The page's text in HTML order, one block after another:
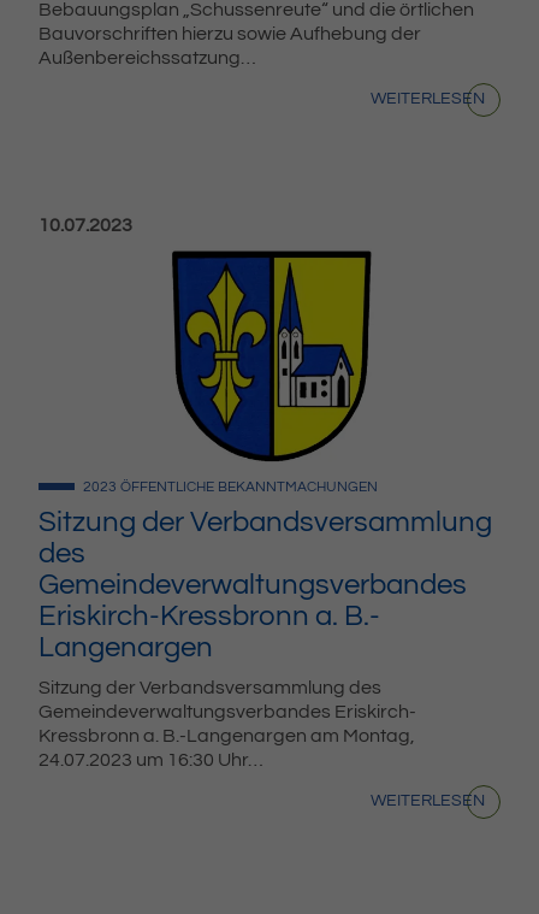
Bebauungsplan „Schussenreute“ und die örtlichen
Bauvorschriften hierzu sowie Aufhebung der
Außenbereichssatzung…
WEITERLESEN
Veröffentlicht am:
10.07.2023
Sitzung der Verbandsversammlung
des
Gemeindeverwaltungsverbandes
Eriskirch-Kressbronn a. B.-
Langenargen
2023 ÖFFENTLICHE BEKANNTMACHUNGEN
Sitzung der Verbandsversammlung des
Gemeindeverwaltungsverbandes Eriskirch-
Kressbronn a. B.-Langenargen am Montag,
24.07.2023 um 16:30 Uhr…
WEITERLESEN